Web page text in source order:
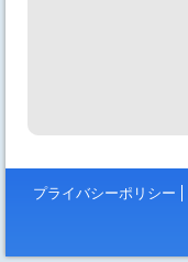
プライバシーポリシー